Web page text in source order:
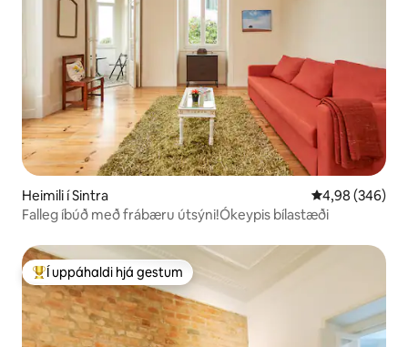
Heimili í Sintra 4,98 af 5 í
4,98 (346)
Falleg íbúð með frábæru útsýni!Ókeypis bílastæði
Í mestu uppáhaldi hjá gestum
Í uppáhaldi hjá gestum